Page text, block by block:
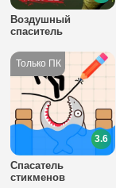
Воздушный
спаситель
Спасатель
стикменов
3.6